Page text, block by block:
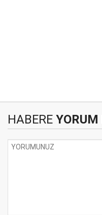
HABERE